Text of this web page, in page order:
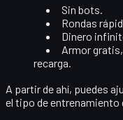
Sin bots.
Rondas
Dinero
Armor
recarga.
A partir de ahí, puedes
el tipo de entrenamiento